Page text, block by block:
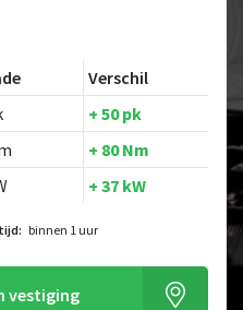
Verschil
+ 50 pk
+ 80 Nm
+ 37 kW
binnen 1 uur
vestiging